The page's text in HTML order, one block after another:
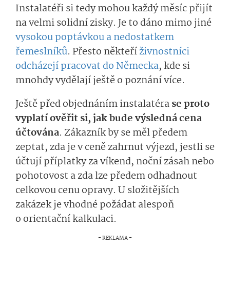
Instalatéři si tedy mohou každý měsíc přijít
na velmi solidní zisky. Je to dáno mimo jiné
vysokou poptávkou a nedostatkem
řemeslníků. Přesto někteříživnostníci
odcházejí pracovat do Německa, kde si
mnohdy vydělají ještě o poznání více.
Ještě před objednáním instalatérase proto
vyplatí ověřit si, jak bude výsledná cena
účtována. Zákazník by se měl předem
zeptat, zda je v ceně zahrnut výjezd, jestli se
účtují příplatky za víkend, noční zásah nebo
pohotovost a zda lze předem odhadnout
celkovou cenu opravy. U složitějších
zakázek je vhodné požádat alespoň
o orientační kalkulaci.